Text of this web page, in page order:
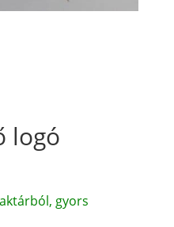
logó
gyors